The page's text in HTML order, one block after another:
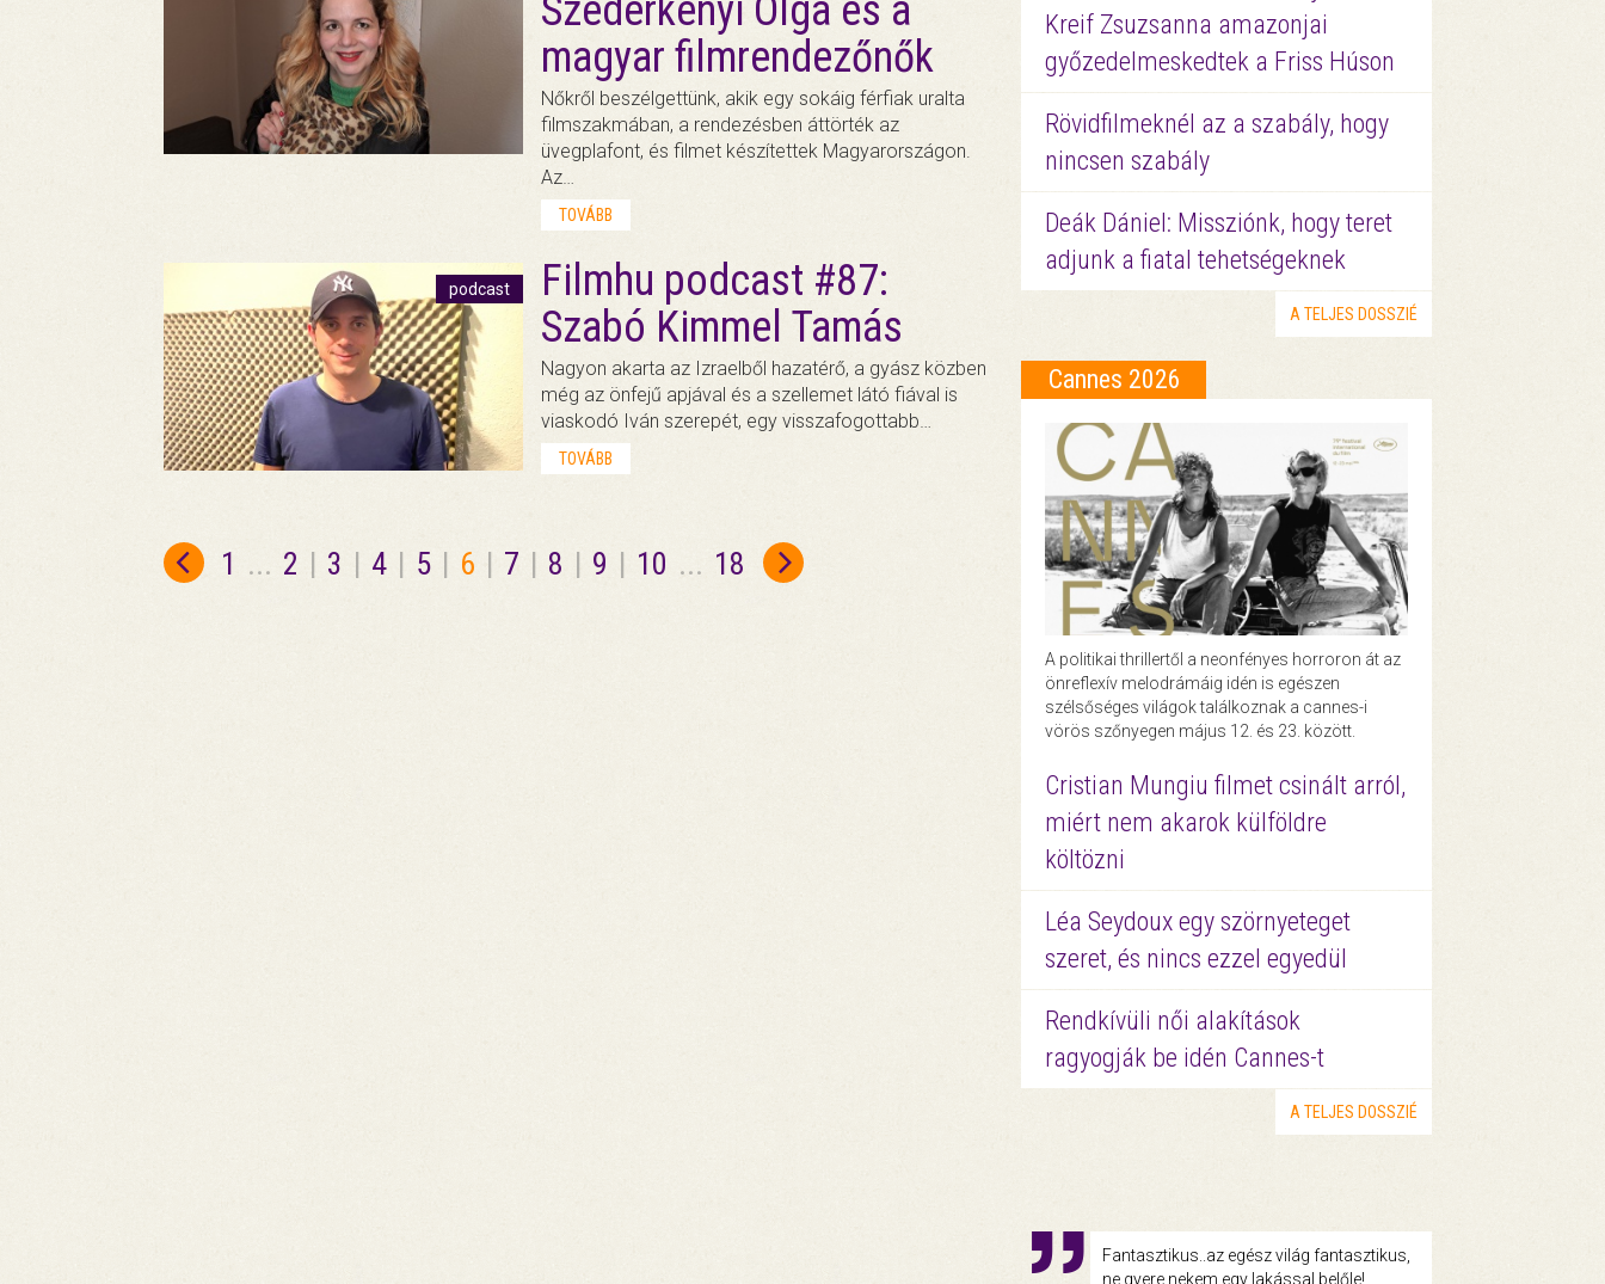
Szederkényi Olga és a
magyar filmrendezőnők
Nőkről beszélgettünk, akik egy sokáig férfiak uralta
filmszakmában, a rendezésben áttörték az
üvegplafont, és filmet készítettek Magyarországon.
Az…
TOVÁBB
podcast
Filmhu podcast #87:
Szabó Kimmel Tamás
Nagyon akarta az Izraelből hazatérő, a gyász közben
még az önfejű apjával és a szellemet látó fiával is
viaskodó Iván szerepét, egy visszafogottabb…
TOVÁBB
1 ... 2 | 3 | 4 | 5 | 6 | 7 | 8 | 9 | 10 ... 18
Kreif Zsuzsanna amazonjai
győzedelmeskedtek a Friss Húson
Rövidfilmeknél az a szabály, hogy
nincsen szabály
Deák Dániel: Missziónk, hogy teret
adjunk a fiatal tehetségeknek
A TELJES DOSSZIÉ
Cannes 2026
A politikai thrillertől a neonfényes horroron át az
önreflexív melodrámáig idén is egészen
szélsőséges világok találkoznak a cannes-i
vörös szőnyegen május 12. és 23. között.
Cristian Mungiu filmet csinált arról,
miért nem akarok külföldre
költözni
Léa Seydoux egy szörnyeteget
szeret, és nincs ezzel egyedül
Rendkívüli női alakítások
ragyogják be idén Cannes-t
A TELJES DOSSZIÉ
Fantasztikus..az egész világ fantasztikus,
ne gyere nekem egy lakással belőle!